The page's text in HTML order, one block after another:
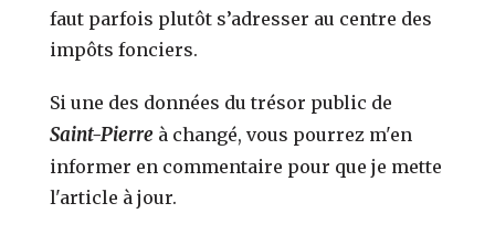
faut parfois plutôt s’adresser au centre des
impôts fonciers.
Si une des données du trésor public de
Saint-Pierre à changé, vous pourrez m'en
informer en commentaire pour que je mette
l'article à jour.